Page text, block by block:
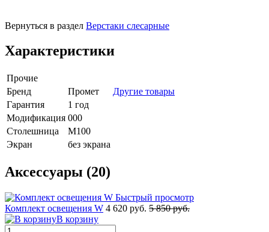
Вернуться в раздел Верстаки слесарные
Характеристики
Прочие
Бренд
Промет
Другие товары
Гарантия
1 год
Модификация 000
Столешница
M100
Экран
без экрана
Аксессуары (20)
Быстрый просмотр
Комплект освещения W 4 620 руб. 5 850 руб.
В корзину